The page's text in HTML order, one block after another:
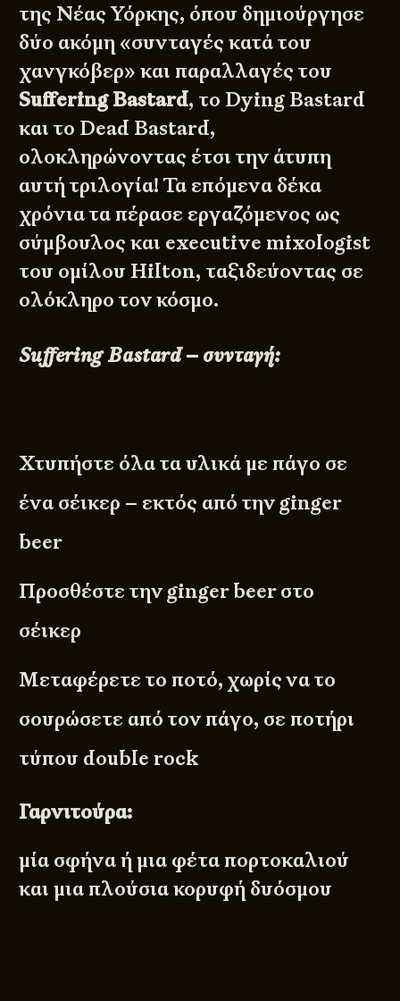
της Νέας Υόρκης, όπου δημιούργησε
δύο ακόμη «συνταγές κατά του
χανγκόβερ» και παραλλαγές του
Suffering Bastard, το Dying Bastard
και το Dead Bastard,
ολοκληρώνοντας έτσι την άτυπη
αυτή τριλογία! Τα επόμενα δέκα
χρόνια τα πέρασε εργαζόμενος ως
σύμβουλος και executive mixologist
του ομίλου Hilton, ταξιδεύοντας σε
ολόκληρο τον κόσμο.
Suffering Bastard – συνταγή:
Χτυπήστε όλα τα υλικά με πάγο σε
ένα σέικερ – εκτός από την ginger
beer
Προσθέστε την ginger beer στο
σέικερ
Μεταφέρετε το ποτό, χωρίς να το
σουρώσετε από τον πάγο, σε ποτήρι
τύπου double rock
Γαρνιτούρα:
μία σφήνα ή μια φέτα πορτοκαλιού
και μια πλούσια κορυφή δυόσμου